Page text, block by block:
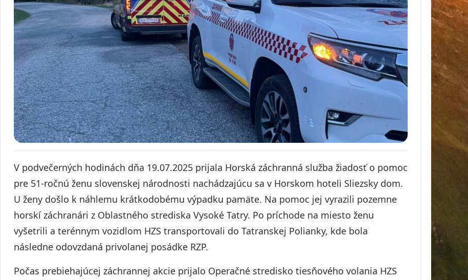
V podvečerných hodinách dňa 19.07.2025 prijala Horská záchranná služba žiadosť o pomoc
pre 51-ročnú ženu slovenskej národnosti nachádzajúcu sa v Horskom hoteli Sliezsky dom.
U ženy došlo k náhlemu krátkodobému výpadku pamäte. Na pomoc jej vyrazili pozemne
horskí záchranári z Oblastného strediska Vysoké Tatry. Po príchode na miesto ženu
vyšetrili a terénnym vozidlom HZS transportovali do Tatranskej Polianky, kde bola
následne odovzdaná privolanej posádke RZP.
Počas prebiehajúcej záchrannej akcie prijalo Operačné stredisko tiesňového volania HZS